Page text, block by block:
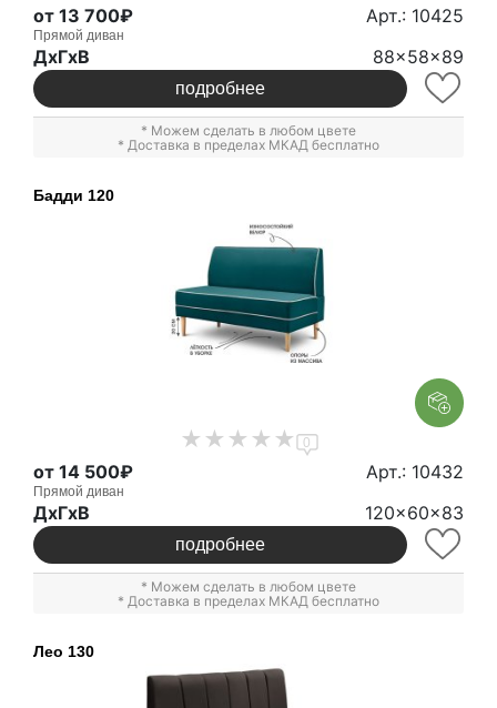
от 13 700₽ Арт.: 10425
Прямой диван
ДxГxВ 88x58x89
подробнее
* Можем сделать в любом цвете
* Доставка в пределах МКАД бесплатно
Бадди 120
0
от 14 500₽ Арт.: 10432
Прямой диван
ДxГxВ 120x60x83
подробнее
* Можем сделать в любом цвете
* Доставка в пределах МКАД бесплатно
Лео 130